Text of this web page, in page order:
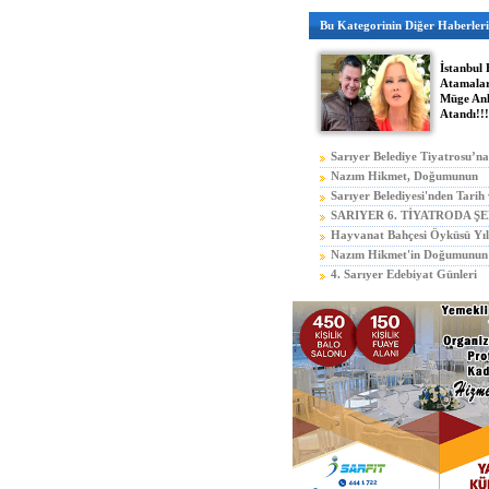
Bu Kategorinin Diğer Haberleri
İstanbul
Müge
Atandı!!!
Sarıyer Belediye
Nazım Hikmet, Doğumunun
115. Yılında Anılacak
Sarıyer Belediyesi'nden Tarih
SARIYER 6. TİYATRODA
TÜM HIZLA DEVAM
Hayvanat Bahçesi Öyküsü
Üniversitesi'nde
Nazım Hikmet'in Doğumunun
Tarabya Rıhtımında Anıldı
4. Sarıyer Edebiyat Günleri
Tüm Hızıyla Devam Ediyor